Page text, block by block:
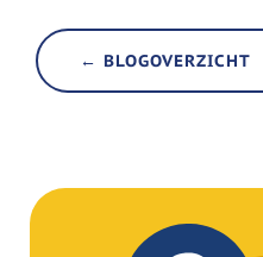
← BLOGOVERZICHT